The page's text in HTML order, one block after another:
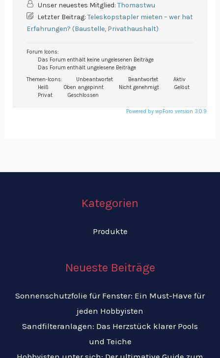
Unser neuestes Mitglied:Thomastwu
Letzter Beitrag:Teleskopstapler mieten – wer hat
Erfahrungen? (Baustelle, Privathaushalt)
Forum Icons:
Das Forum enthält keine ungelesenen Beiträge
Das Forum enthält ungelesene Beiträge
Themen-Icons:
Unbeantwortet Beantwortet
Aktiv
Heiß
Oben angepinnt Nicht genehmigt
Gelöst
Privat
Geschlossen
Powered by wpForo version 3.0.9
Kategorien
Produkte
Neueste Beiträge
Sonnenschutzfolie für Fenster: Ein Must-Have für
jeden Hobbyisten
Sandfilteranlagen: Das Herzstück klarer Pools
und Teiche